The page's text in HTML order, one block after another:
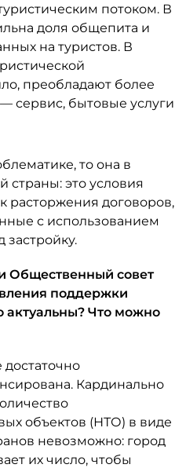
потоком. В
доля общепита и
на туристов. В
преобладают более
сервис, бытовые услуги
то она в
страны: это условия
расторжения договоров,
с использованием
застройку.
Общественный совет
поддержки
актуальны? Что можно
Кардинально
объектов (НТО) в виде
невозможно: город
их число, чтобы